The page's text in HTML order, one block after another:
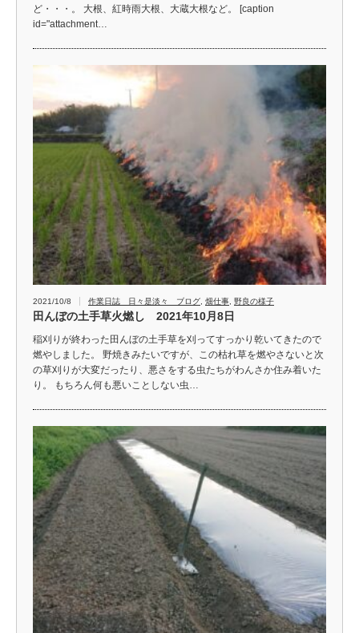
ど・・・。 大根、紅時雨大根、大蔵大根など。 [caption
id="attachment…
2021/10/8 作業日誌 日々是淡々 ブログ 畑仕事 野良の様子
田んぼの土手草火燃し 2021年10月8日
稲刈りが終わった田んぼの土手草を刈ってすっかり乾いてきたので
燃やしました。 野焼きみたいですが、この枯れ草を燃やさないと次
の草刈りが大変だったり、悪さをする虫たちがわんさか住み着いた
り。 もちろん何も悪いことしない虫…